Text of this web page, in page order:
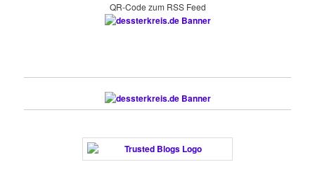
QR-Code zum RSS Feed